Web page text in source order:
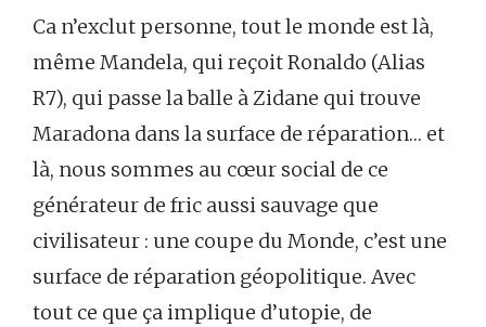
Ca n’exclut personne, tout le monde est là,
même Mandela, qui reçoit Ronaldo (Alias
R7), qui passe la balle à Zidane qui trouve
Maradona dans la surface de réparation… et
là, nous sommes au cœur social de ce
générateur de fric aussi sauvage que
civilisateur : une coupe du Monde, c’est une
surface de réparation géopolitique. Avec
tout ce que ça implique d’utopie, de